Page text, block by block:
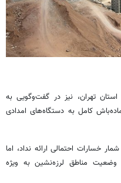
تهران، نیز در گفت‌وگویی به
کامل به دستگاه‌های امدادی
خسارات احتمالی ارائه نداد، اما
وضعیت مناطق لرزه‌نشین به ویژه